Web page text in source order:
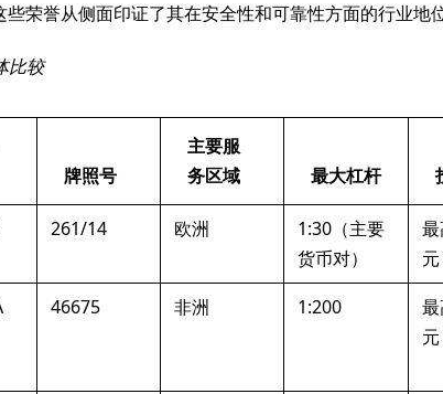
荣誉从侧面印证了其在安全性和可靠性方面的行业地位
比较
牌照号
主要服
务区域
最大杠杆
261/14 欧洲
1:30（主要
货币对）
元
46675 非洲 1:200
元